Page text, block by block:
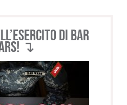
di BAR
↴